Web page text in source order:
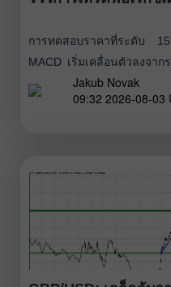
การทดสอบราคาที่ระดับ
MACD เริ่มเคลื่อนตัวลงจา
ขายดอลลาร์ได้อย่างถูกต้อง
(pips) เมื่อวันศุกร์ที่ผ่านมา
Jakub Novak
09:32 2026-08-03